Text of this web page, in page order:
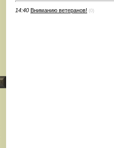
14:40 Вниманию ветеранов! (0)